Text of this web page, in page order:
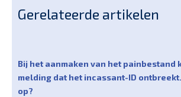
Gerelateerde artikelen
Bij het aanmaken van het painbestand
melding dat het incassant-ID
op?